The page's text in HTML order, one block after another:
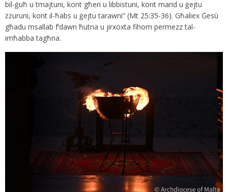
bil-ġuħ u tmajtuni, kont għeri u libbistuni, kont marid u ġejtu
żżuruni, kont il-ħabs u ġejtu tarawni” (Mt 25:35-36). Għaliex Ġesù
għadu msallab f’dawn ħutna u jirxoxta fihom permezz tal-
imħabba tagħna.